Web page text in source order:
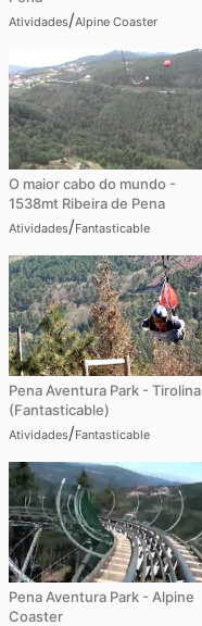
Atividades/Alpine Coaster
O maior cabo do mundo -
1538mt Ribeira de Pena
Atividades/Fantasticable
Pena Aventura Park - Tirolina
(Fantasticable)
Atividades/Fantasticable
Pena Aventura Park - Alpine
Coaster